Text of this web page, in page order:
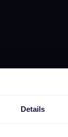
Details